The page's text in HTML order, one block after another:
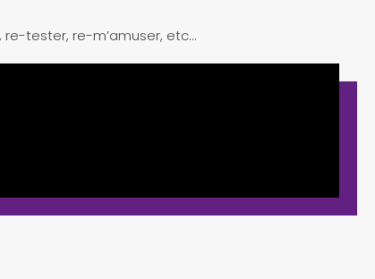
re-tester, re-m’amuser, etc…